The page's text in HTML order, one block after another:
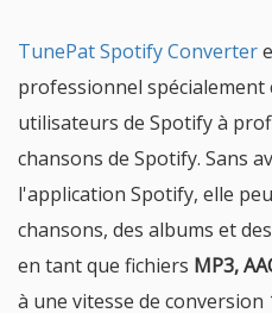
TunePat Spotify Converter
professionnel spécialement
utilisateurs de Spotify à
chansons de Spotify. Sans
l'application Spotify, elle
chansons, des albums et
en tant que fichiers MP3,
à une vitesse de conversion